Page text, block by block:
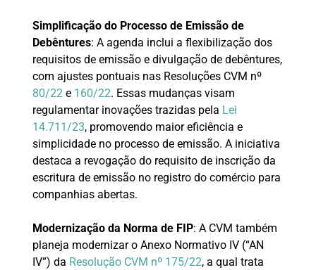
Simplificação do Processo de Emissão de
Debêntures: A agenda inclui a flexibilização dos
requisitos de emissão e divulgação de debêntures,
com ajustes pontuais nas Resoluções CVM nº
80/22e 160/22. Essas mudanças visam
regulamentar inovações trazidas pela Lei
14.711/23, promovendo maior eficiência e
simplicidade no processo de emissão. A iniciativa
destaca a revogação do requisito de inscrição da
escritura de emissão no registro do comércio para
companhias abertas.
Modernização da Norma de FIP: A CVM também
planeja modernizar o Anexo Normativo IV (“AN
IV”) da Resolução CVM nº 175/22, a qual trata